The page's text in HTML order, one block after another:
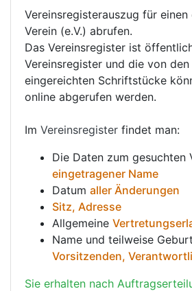
Vereinsregisterauszug für
Verein (e.V.) abrufen.
Das Vereinsregister ist
Vereinsregister und die von den
eingereichten Schriftstücke
online abgerufen werden.
Im Vereinsregister findet man:
Die Daten zum gesuchten
eingetragener Name
Datum aller Änderungen
Sitz, Adresse
Allgemeine
Name und teilweise
Vorsitzenden,
Sie erhalten nach